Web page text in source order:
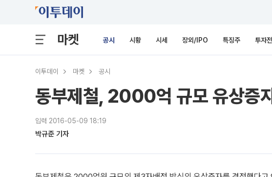
마켓 공시 시황 시세 장외/IPO 특징주 투자
이투데이 마켓 공시
동부제철, 2000억 규모 유상증
입력 2016-05-09 18:19
박규준 기자